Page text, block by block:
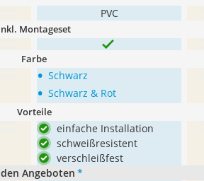
PVC
Montageset
Farbe
• Schwarz
• Schwarz & Rot
Vorteile
einfache Installation
schweißresistent
verschleißfest
Angeboten *